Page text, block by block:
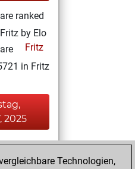
ranked
by Elo
Fritz
in Fritz
2025
Fritz
Technologien,